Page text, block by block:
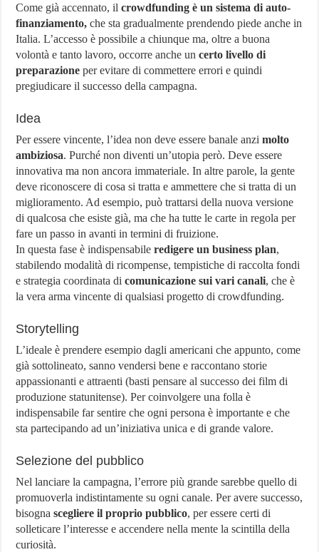
Come già accennato, ilcrowdfunding è un sistema di auto-
finanziamento, che sta gradualmente prendendo piede anche in
Italia. L’accesso è possibile a chiunque ma, oltre a buona
volontà e tanto lavoro, occorre anche uncerto livello di
preparazione per evitare di commettere errori e quindi
pregiudicare il successo della campagna.
Idea
Per essere vincente, l’idea non deve essere banale anzimolto
ambiziosa. Purché non diventi un’utopia però. Deve essere
innovativa ma non ancora immateriale. In altre parole, la gente
deve riconoscere di cosa si tratta e ammettere che si tratta di un
miglioramento. Ad esempio, può trattarsi della nuova versione
di qualcosa che esiste già, ma che ha tutte le carte in regola per
fare un passo in avanti in termini di fruizione.
In questa fase è indispensabileredigere un business plan,
stabilendo modalità di ricompense, tempistiche di raccolta fondi
e strategia coordinata dicomunicazione sui vari canali, che è
la vera arma vincente di qualsiasi progetto di crowdfunding.
Storytelling
L’ideale è prendere esempio dagli americani che appunto, come
già sottolineato, sanno vendersi bene e raccontano storie
appassionanti e attraenti (basti pensare al successo dei film di
produzione statunitense). Per coinvolgere una folla è
indispensabile far sentire che ogni persona è importante e che
sta partecipando ad un’iniziativa unica e di grande valore.
Selezione del pubblico
Nel lanciare la campagna, l’errore più grande sarebbe quello di
promuoverla indistintamente su ogni canale. Per avere successo,
bisognascegliere il proprio pubblico, per essere certi di
solleticare l’interesse e accendere nella mente la scintilla della
curiosità.